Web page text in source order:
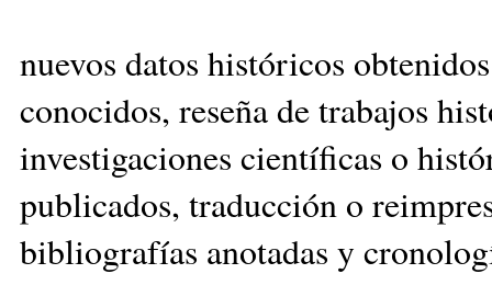
nuevos datos históricos
conocidos, reseña de trabajos
investigaciones científicas o
publicados, traducción o
bibliografías anotadas y